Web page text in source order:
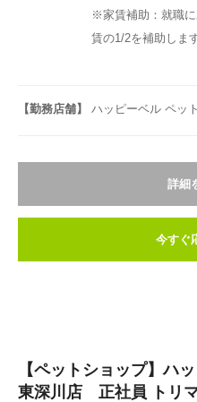
※家賃補助：就職
賃の1/2を補助しま
【勤務店舗】 ハッピーベル ペッ
詳細
今すぐ
【ペットショップ】ハ
東深川店 正社員 トリ